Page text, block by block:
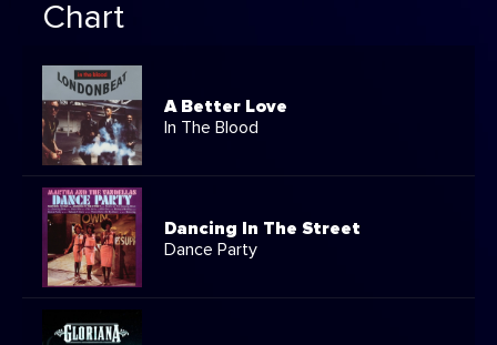
Chart
A Better Love
In The Blood
Dancing In The Street
Dance Party